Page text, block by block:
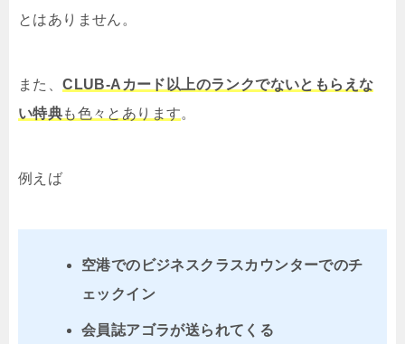
とはありません。
また、CLUB-Aカード以上のランクでないともらえな
い特典も色々とあります。
例えば
空港でのビジネスクラスカウンターでのチ
ェックイン
会員誌アゴラが送られてくる